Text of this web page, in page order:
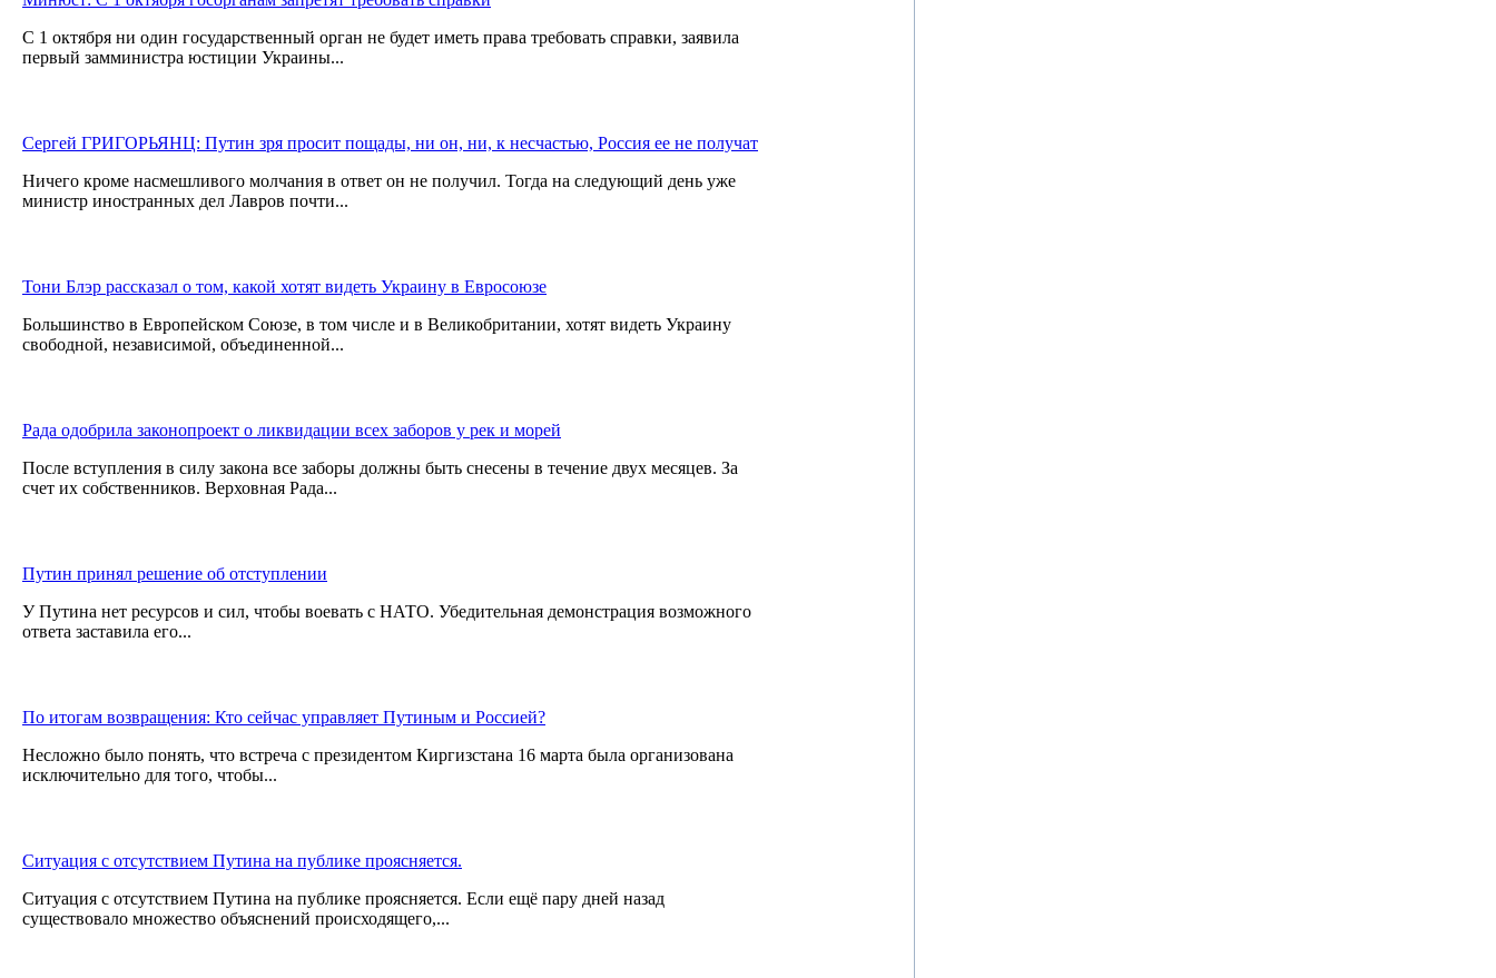
С 1 октября ни один государственный орган не будет иметь права требовать справки, заявила
первый замминистра юстиции Украины...
Сергей ГРИГОРЬЯНЦ: Путин зря просит пощады, ни он, ни, к несчастью, Россия ее не получат
Ничего кроме насмешливого молчания в ответ он не получил. Тогда на следующий день уже
министр иностранных дел Лавров почти...
Тони Блэр рассказал о том, какой хотят видеть Украину в Евросоюзе
Большинство в Европейском Союзе, в том числе и в Великобритании, хотят видеть Украину
свободной, независимой, объединенной...
Рада одобрила законопроект о ликвидации всех заборов у рек и морей
После вступления в силу закона все заборы должны быть снесены в течение двух месяцев. За
счет их собственников. Верховная Рада...
Путин принял решение об отступлении
У Путина нет ресурсов и сил, чтобы воевать с НАТО. Убедительная демонстрация возможного
ответа заставила его...
По итогам возвращения: Кто сейчас управляет Путиным и Россией?
Несложно было понять, что встреча с президентом Киргизстана 16 марта была организована
исключительно для того, чтобы...
Ситуация с отсутствием Путина на публике проясняется.
Ситуация с отсутствием Путина на публике проясняется. Если ещё пару дней назад
существовало множество объяснений происходящего,...